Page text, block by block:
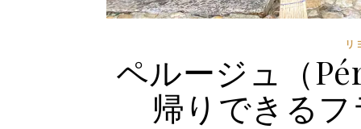
リ
ペルージュ（
帰りできる